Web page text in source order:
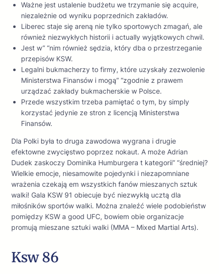
Ważne jest ustalenie budżetu we trzymanie się acquire,
niezależnie od wyniku poprzednich zakładów.
Liberec staje się areną nie tylko sportowych zmagań, ale
również niezwykłych historii i actually wyjątkowych chwil.
Jest w” “nim również sędzia, który dba o przestrzeganie
przepisów KSW.
Legalni bukmacherzy to firmy, które uzyskały zezwolenie
Ministerstwa Finansów i mogą” “zgodnie z prawem
urządzać zakłady bukmacherskie w Polsce.
Przede wszystkim trzeba pamiętać o tym, by simply
korzystać jedynie ze stron z licencją Ministerstwa
Finansów.
Dla Polki była to druga zawodowa wygrana i drugie
efektowne zwycięstwo poprzez nokaut. A może Adrian
Dudek zaskoczy Dominika Humburgera t kategorii” “średniej?
Wielkie emocje, niesamowite pojedynki i niezapomniane
wrażenia czekają em wszystkich fanów mieszanych sztuk
walki! Gala KSW 91 obiecuje być niezwykłą ucztą dla
miłośników sportów walki. Można znaleźć wiele podobieństw
pomiędzy KSW a good UFC, bowiem obie organizacje
promują mieszane sztuki walki (MMA – Mixed Martial Arts).
Ksw 86